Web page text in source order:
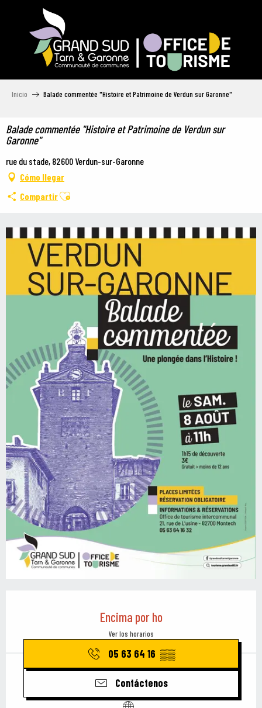
Inicio Balade commentée "Histoire et Patrimoine de Verdun sur Garonne"
Balade commentée "Histoire et Patrimoine de Verdun sur
Garonne"
rue du stade, 82600 Verdun-sur-Garonne
Cómo llegar
CompartirAjouter aux favoris
Encima por ho
Ver los horarios
05 63 64 16 ▒▒
Contáctenos